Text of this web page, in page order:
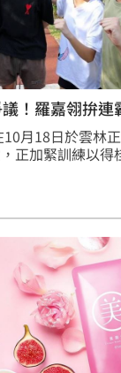
！羅嘉翎拚連
月18日於雲林
正加緊訓練以得
銅牌羅嘉翎在內
員中有6位來自「
）」，男女方的
，讓選手和家長
現，希望能調整